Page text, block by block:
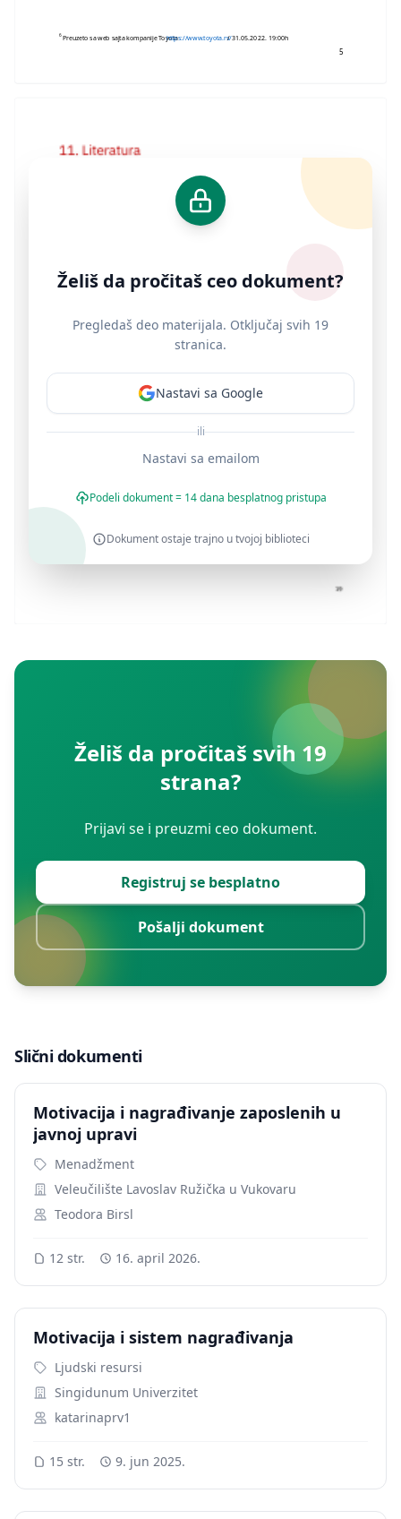
5
6Preuzeto sa web sajta kompanije Toyotahttps://www.toyota.rs// 31.05.2022. 19:00h
Želiš da pročitaš ceo dokument?
Pregledaš deo materijala. Otključaj svih 19
stranica.
Nastavi sa Google
ili
Nastavi sa emailom
Podeli dokument = 14 dana besplatnog pristupa
Dokument ostaje trajno u tvojoj biblioteci
Želiš da pročitaš svih 19
strana?
Prijavi se i preuzmi ceo dokument.
Registruj se besplatno
Pošalji dokument
Slični dokumenti
Motivacija i nagrađivanje zaposlenih u
javnoj upravi
Menadžment
Veleučilište Lavoslav Ružička u Vukovaru
Teodora Birsl
12 str. 16. april 2026.
Motivacija i sistem nagrađivanja
Ljudski resursi
Singidunum Univerzitet
katarinaprv1
15 str. 9. jun 2025.